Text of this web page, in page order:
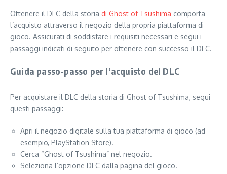
Ottenere il DLC della storia di Ghost of Tsushima comporta
l’acquisto attraverso il negozio della propria piattaforma di
gioco. Assicurati di soddisfare i requisiti necessari e segui i
passaggi indicati di seguito per ottenere con successo il DLC.
Guida passo-passo per l’acquisto del DLC
Per acquistare il DLC della storia di Ghost of Tsushima, segui
questi passaggi:
Apri il negozio digitale sulla tua piattaforma di gioco (ad
esempio, PlayStation Store).
Cerca “Ghost of Tsushima” nel negozio.
Seleziona l’opzione DLC dalla pagina del gioco.